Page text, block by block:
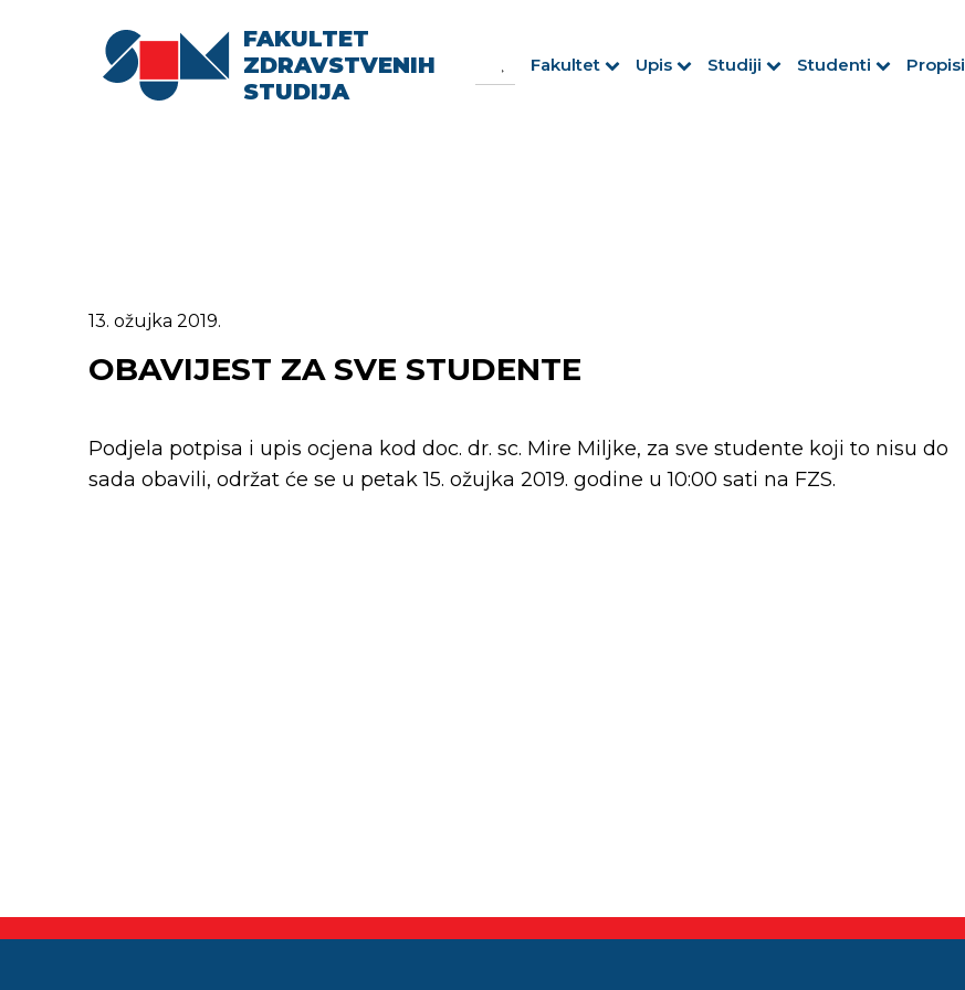
FAKULTET
ZDRAVSTVENIH
STUDIJA
for:
Fakultet Upis Studiji Studenti Propisi
13. ožujka 2019.
OBAVIJEST ZA SVE STUDENTE
Podjela potpisa i upis ocjena kod doc. dr. sc. Mire Miljke, za sve studente koji to nisu do
sada obavili, održat će se u petak 15. ožujka 2019. godine u 10:00 sati na FZS.